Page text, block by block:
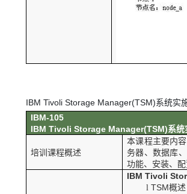
IBM Tivoli Storage Manager(TSM)系统实
IBM-105
IBM Tivoli Storage Manager(TSM)系统
培训课程概述
本课程主要内容
务器、数据库
功能、安装、
IBM Tivoli
l TSM概述